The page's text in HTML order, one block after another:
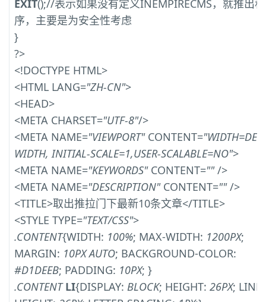
EXIT();//表示如果没有定义INEMPIRECMS，就推出程
序，主要是为安全性考虑
}
?>
<!DOCTYPE HTML>
<HTML LANG="ZH-CN">
<HEAD>
<META CHARSET="UTF-8"/>
<META NAME="VIEWPORT"CONTENT=
WIDTH, INITIAL-SCALE=1,USER-SCALABLE=NO">
<META NAME="KEYWORDS"CONTENT=""/>
<META NAME="DESCRIPTION"CONTENT=""/>
<TITLE>取出推拉门下最新10条文章</TITLE>
<STYLE TYPE="TEXT/CSS">
.CONTENT{WIDTH: 100%; MAX-WIDTH: 1200PX;
MARGIN: 10PX AUTO; BACKGROUND-COLOR:
#D1DEEB; PADDING: 10PX; }
.CONTENT LI{DISPLAY: BLOCK; HEIGHT: 26PX; LINE-